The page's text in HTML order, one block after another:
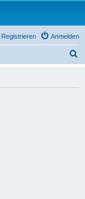
Anmelden
Registrieren